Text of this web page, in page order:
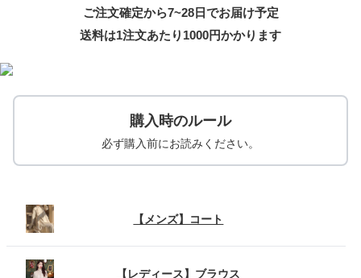
ご注文確定から7~28日でお届け予定
送料は1注文あたり 1000円かかります
購入時のルール
必ず購入前にお読みください。
【メンズ】コート
【レディース】ブラウス